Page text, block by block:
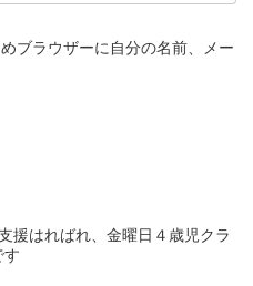
ブラウザーに自分の名前、メー
援はればれ、金曜日４歳児クラ
す